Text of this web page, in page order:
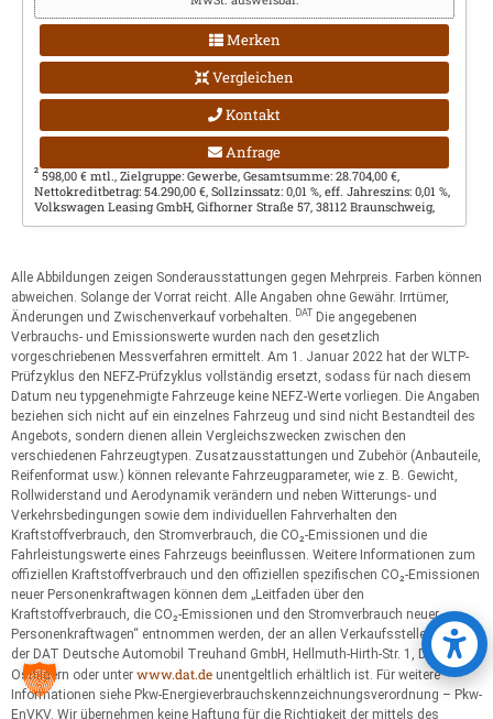
Merken
Vergleichen
Kontakt
Anfrage
2 598,00 € mtl., Zielgruppe: Gewerbe, Gesamtsumme: 28.704,00 €,
Nettokreditbetrag: 54.290,00 €, Sollzinssatz: 0,01 %, eff. Jahreszins: 0,01 %,
Volkswagen Leasing GmbH, Gifhorner Straße 57, 38112 Braunschweig,
Alle Abbildungen zeigen Sonderausstattungen gegen Mehrpreis. Farben können
abweichen. Solange der Vorrat reicht. Alle Angaben ohne Gewähr. Irrtümer,
Änderungen und Zwischenverkauf vorbehalten.
DAT Die angegebenen
Verbrauchs- und Emissionswerte wurden nach den gesetzlich
vorgeschriebenen Messverfahren ermittelt. Am 1. Januar 2022 hat der WLTP-
Prüfzyklus den NEFZ-Prüfzyklus vollständig ersetzt, sodass für nach diesem
Datum neu typgenehmigte Fahrzeuge keine NEFZ-Werte vorliegen. Die Angaben
beziehen sich nicht auf ein einzelnes Fahrzeug und sind nicht Bestandteil des
Angebots, sondern dienen allein Vergleichszwecken zwischen den
verschiedenen Fahrzeugtypen. Zusatzausstattungen und Zubehör (Anbauteile,
Reifenformat usw.) können relevante Fahrzeugparameter, wie z. B. Gewicht,
Rollwiderstand und Aerodynamik verändern und neben Witterungs- und
Verkehrsbedingungen sowie dem individuellen Fahrverhalten den
Kraftstoffverbrauch, den Stromverbrauch, die CO₂-Emissionen und die
Fahrleistungswerte eines Fahrzeugs beeinflussen. Weitere Informationen zum
offiziellen Kraftstoffverbrauch und den offiziellen spezifischen CO₂-Emissionen
neuer Personenkraftwagen können dem „Leitfaden über den
Kraftstoffverbrauch, die CO₂-Emissionen und den Stromverbrauch neuer
Personenkraftwagen“ entnommen werden, der an allen Verkaufsstellen und bei
der DAT Deutsche Automobil Treuhand GmbH, Hellmuth-Hirth-Str. 1, D-73760
Ostfildern oder unter www.dat.de unentgeltlich erhältlich ist. Für weitere
Informationen siehe Pkw-Energieverbrauchskennzeichnungsverordnung – Pkw-
EnVKV. Wir übernehmen keine Haftung für die Richtigkeit der mittels des